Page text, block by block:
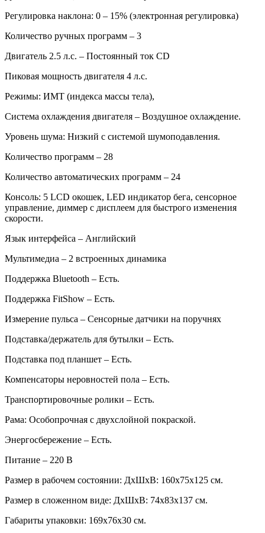
Регулировка наклона: 0 – 15% (электронная регулировка)
Количество ручных программ – 3
Двигатель 2.5 л.с. – Постоянный ток CD
Пиковая мощность двигателя 4 л.с.
Режимы: ИМТ (индекса массы тела),
Система охлаждения двигателя – Воздушное охлаждение.
Уровень шума: Низкий с системой шумоподавления.
Количество программ – 28
Количество автоматических программ – 24
Консоль: 5 LCD окошек, LED индикатор бега, сенсорное
управление, диммер с дисплеем для быстрого изменения
скорости.
Язык интерфейса – Английский
Мультимедиа – 2 встроенных динамика
Поддержка Bluetooth – Есть.
Поддержка FitShow – Есть.
Измерение пульса – Сенсорные датчики на поручнях
Подставка/держатель для бутылки – Есть.
Подставка под планшет – Есть.
Компенсаторы неровностей пола – Есть.
Транспортировочные ролики – Есть.
Рама: Особопрочная с двухслойной покраской.
Энергосбережение – Есть.
Питание – 220 В
Размер в рабочем состоянии: ДхШхВ: 160х75х125 см.
Размер в сложенном виде: ДхШхВ: 74х83х137 см.
Габариты упаковки: 169х76х30 см.